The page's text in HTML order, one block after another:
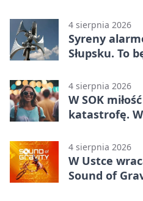
4 sierpnia 2026
Syreny
Słupsku. To
4 sierpnia 2026
W SOK
katastrofę.
4 sierpnia 2026
W Ustce
Sound of